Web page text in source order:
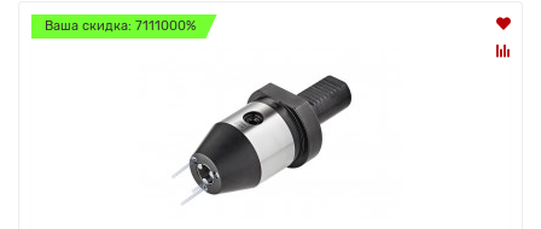
Ваша скидка: 7111000%